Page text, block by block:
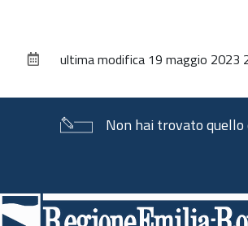
documentoultima modifica 19 maggio 2023
Non hai trovato quello
di